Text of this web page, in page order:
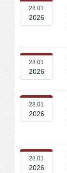
28.01
2026
28.01
2026
28.01
2026
28.01
2026